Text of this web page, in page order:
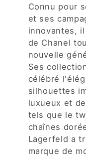
Connu pour
et ses
innovantes,
de Chanel
nouvelle
Ses
célébré
silhouettes
luxueux et
tels que le
chaînes
Lagerfeld a
marque de